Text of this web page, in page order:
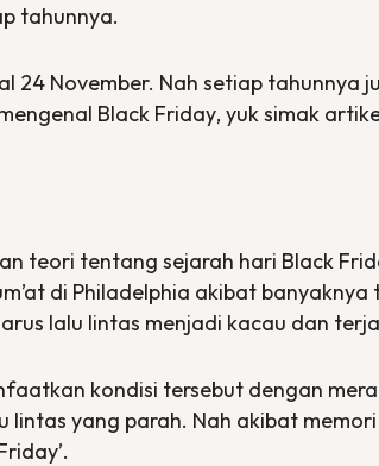
tahunnya.
24 November. Nah setiap tahunnya
Black Friday, yuk simak
teori tentang sejarah hari Black
di Philadelphia akibat
lalu lintas menjadi kacau dan
kondisi tersebut dengan
yang parah. Nah akibat memori
.